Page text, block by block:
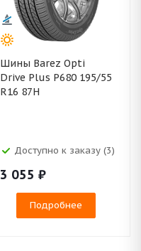
Шины Barez Opti
Drive Plus P680 195/55
R16 87H
Доступно к заказу (3)
3 055 ₽
Подробнее